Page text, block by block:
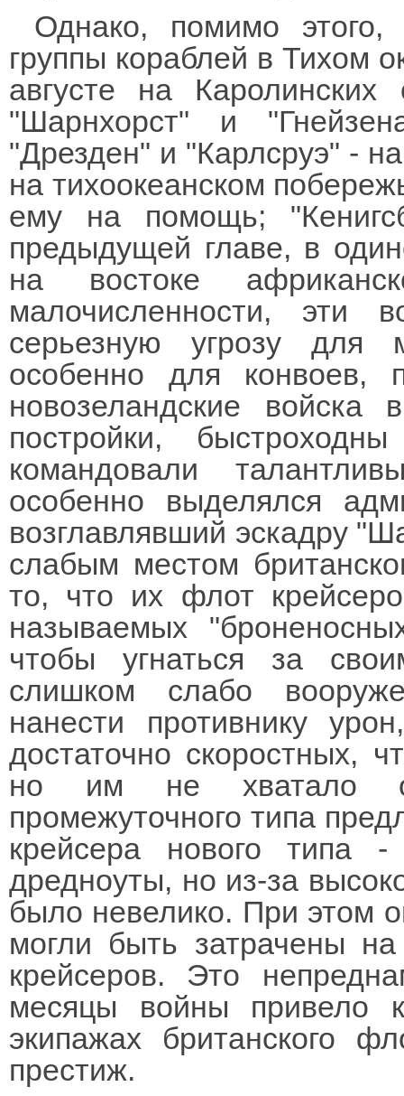
Однако, помимо
группы кораблей в Тихом
августе на Каролинских
"Шарнхорст" и
"Дрезден" и "Карлсруэ" -
на тихоокеанском
ему на помощь;
предыдущей главе, в
на востоке
малочисленности, эти
серьезную угрозу для
особенно для конвоев,
новозеландские
постройки,
командовали
особенно выделялся
возглавлявший эскадру
слабым местом
то, что их флот
называемых
чтобы угнаться за
слишком слабо
нанести противнику
достаточно скоростных,
но им не хватало
промежуточного типа
крейсера нового типа -
дредноуты, но из-за
было невелико. При этом
могли быть затрачены
крейсеров. Это
месяцы войны привело
экипажах британского
престиж.